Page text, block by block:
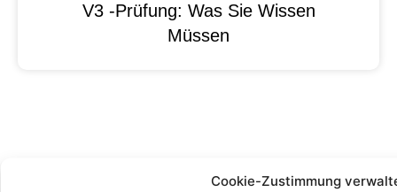
Cookie-Zustimmung
V3 -Prüfung: Was Sie Wissen
Müssen